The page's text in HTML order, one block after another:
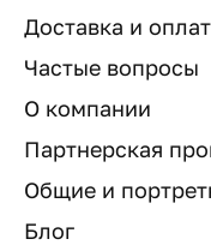
Доставка и
Частые вопросы
О компании
Партнерская
Общие и
Блог